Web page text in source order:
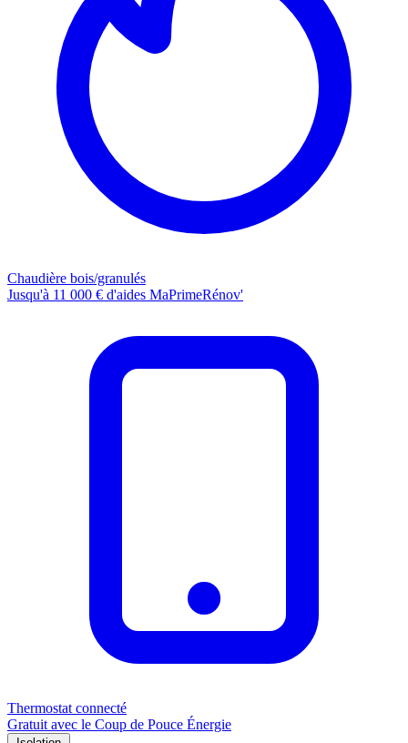
Chaudière bois/granulés
Jusqu'à 11 000 € d'aides MaPrimeRénov'
Thermostat connecté
Gratuit avec le Coup de Pouce Énergie